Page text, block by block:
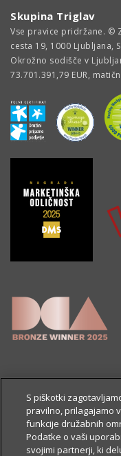
Skupina Triglav
Vse pravice pridržane. ©
cesta 19, 1000 Ljubljana,
Okrožno sodišče v
73.701.391,79 EUR,
S piškotki
pravilno, prilagajamo
funkcije družabnih
Podatke o vaši
svojimi partnerji, ki